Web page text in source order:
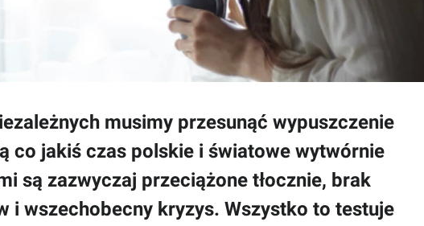
musimy przesunąć wypuszczenie
co jakiś czas polskie i światowe wytwórnie
są zazwyczaj przeciążone tłocznie, brak
i wszechobecny kryzys. Wszystko to testuje